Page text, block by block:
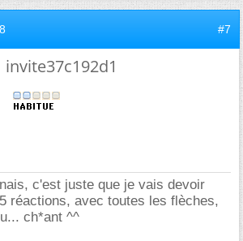
#7
invite37c192d1
c'est juste que je vais devoir
réactions, avec toutes les flèches,
ch*ant ^^